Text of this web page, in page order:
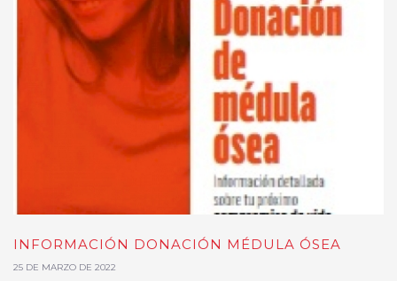
INFORMACIÓN DONACIÓN MÉDULA ÓSEA
25 DE MARZO DE 2022